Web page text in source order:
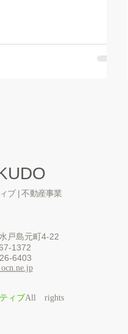
ブ | 不動産事業
戸島元町4-22
1372
6403
ィブAll rights